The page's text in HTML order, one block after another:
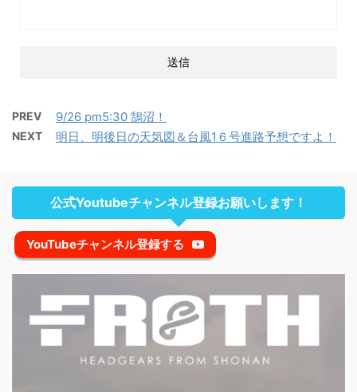
PREV 9/26 pm5:30 鵠沼！
NEXT 明日、明後日の天気図＆台風1６号進路予想ですよ！
公式Youtubeチャンネル登録お願いします！
YouTubeチャンネル登録する